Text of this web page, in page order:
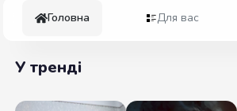
Головна Для вас
У тренді